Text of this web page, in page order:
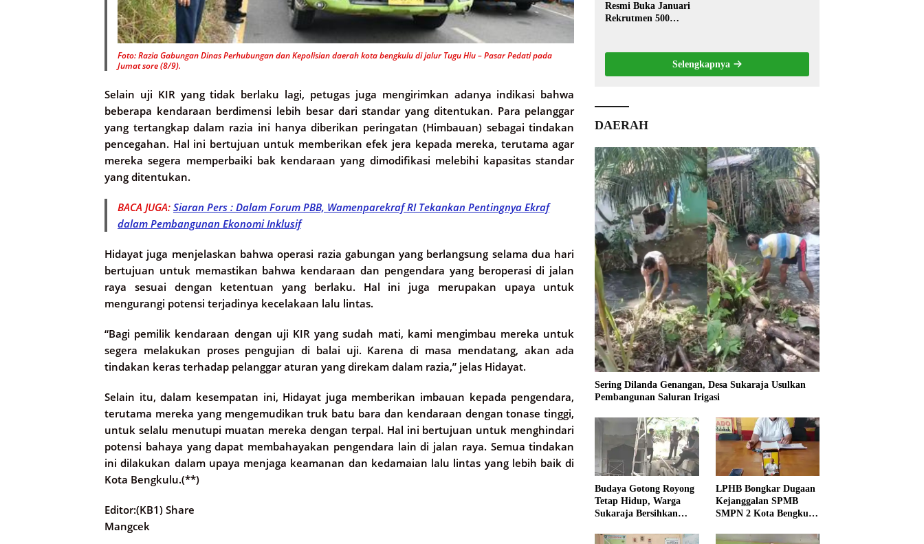
Foto: Razia Gabungan Dinas Perhubungan dan Kepolisian daerah kota bengkulu di jalur Tugu Hiu – Pasar Pedati pada
Jumat sore (8/9).
Selain uji KIR yang tidak berlaku lagi, petugas juga mengirimkan adanya indikasi bahwa
beberapa kendaraan berdimensi lebih besar dari standar yang ditentukan. Para pelanggar
yang tertangkap dalam razia ini hanya diberikan peringatan (Himbauan) sebagai tindakan
pencegahan. Hal ini bertujuan untuk memberikan efek jera kepada mereka, terutama agar
mereka segera memperbaiki bak kendaraan yang dimodifikasi melebihi kapasitas standar
yang ditentukan.
BACA JUGA: Siaran Pers : Dalam Forum PBB, Wamenparekraf RI Tekankan Pentingnya Ekraf
dalam Pembangunan Ekonomi Inklusif
Hidayat juga menjelaskan bahwa operasi razia gabungan yang berlangsung selama dua hari
bertujuan untuk memastikan bahwa kendaraan dan pengendara yang beroperasi di jalan
raya sesuai dengan ketentuan yang berlaku. Hal ini juga merupakan upaya untuk
mengurangi potensi terjadinya kecelakaan lalu lintas.
“Bagi pemilik kendaraan dengan uji KIR yang sudah mati, kami mengimbau mereka untuk
segera melakukan proses pengujian di balai uji. Karena di masa mendatang, akan ada
tindakan keras terhadap pelanggar aturan yang direkam dalam razia,” jelas Hidayat.
Selain itu, dalam kesempatan ini, Hidayat juga memberikan imbauan kepada pengendara,
terutama mereka yang mengemudikan truk batu bara dan kendaraan dengan tonase tinggi,
untuk selalu menutupi muatan mereka dengan terpal. Hal ini bertujuan untuk menghindari
potensi bahaya yang dapat membahayakan pengendara lain di jalan raya. Semua tindakan
ini dilakukan dalam upaya menjaga keamanan dan kedamaian lalu lintas yang lebih baik di
Kota Bengkulu.(**)
Editor:(KB1) Share
Mangcek
Resmi Buka Januari
Rekrutmen 500
Selengkapnya
DAERAH
Sering Dilanda Genangan, Desa Sukaraja Usulkan
Pembangunan Saluran Irigasi
Budaya Gotong Royong
Tetap Hidup, Warga
Sukaraja Bersihkan
LPHB Bongkar Dugaan
Kejanggalan SPMB
SMPN 2 Kota Bengkulu,
Menyeluruh